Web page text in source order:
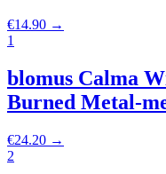
€14.90 →
1
blomus Calma
Burned Metal-
€24.20 →
2